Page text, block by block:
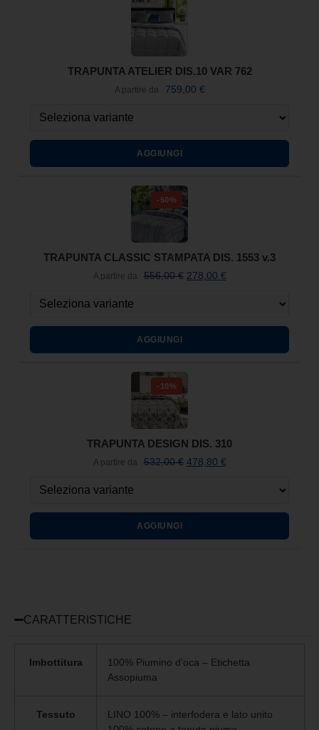
TRAPUNTA ATELIER DIS.10 VAR 762
A partire da 759,00 €
AGGIUNGI
-50%
TRAPUNTA CLASSIC STAMPATA DIS. 1553 v.3
A partire da 556,00€ 278,00 €
AGGIUNGI
-10%
TRAPUNTA DESIGN DIS. 310
A partire da 532,00€ 478,80 €
AGGIUNGI
CARATTERISTICHE
Imbottitura
100% Piumino d’oca – Etichetta
Assopiuma
Tessuto
LINO 100% – interfodera e lato unito